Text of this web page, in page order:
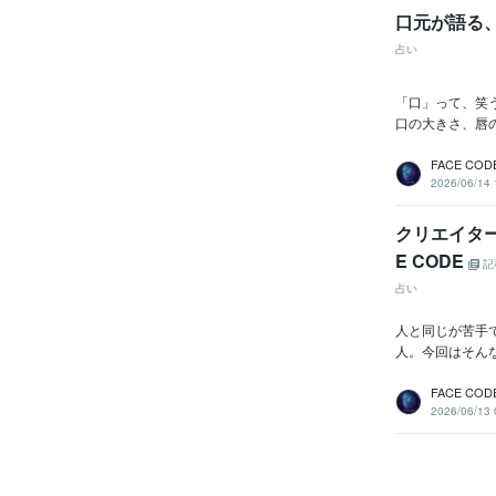
口元が語る
占い
「口」って、
口の大きさ、唇
FACE
2026/06/14
クリエイタ
E CODE
占い
人と同じが苦
人。今回はそ
FACE
2026/06/13